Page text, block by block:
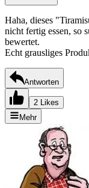
Haha, dieses
nicht fertig essen, so
bewertet.
Echt grausliges
Antworten
2 Likes
Mehr